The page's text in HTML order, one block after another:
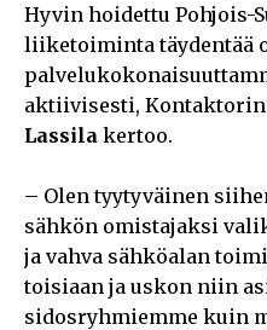
Hyvin hoidettu Pohjois-
liiketoiminta täydentää
aktiivisesti,
Lassila kertoo.
– Olen tyytyväinen
sähkön omistajaksi
ja vahva sähköalan
toisiaan ja uskon niin
sidosryhmiemme kuin